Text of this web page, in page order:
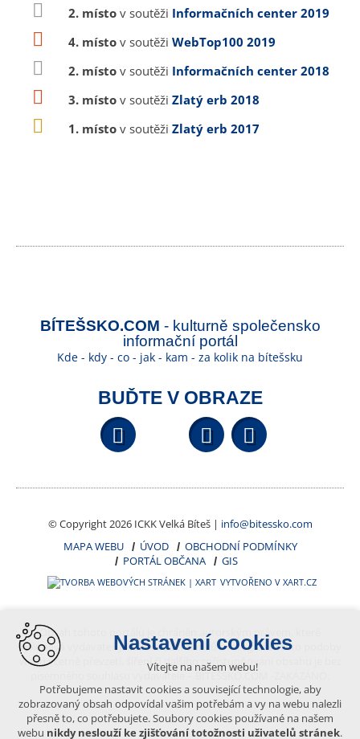
2. místo v soutěži Informačních center 2019
4. místo v soutěži WebTop100 2019
2. místo v soutěži Informačních center 2018
3. místo v soutěži Zlatý erb 2018
1. místo v soutěži Zlatý erb 2017
BÍTEŠSKO.COM - kulturně společensko
informační portál
Kde - kdy - co - jak - kam - za kolik na bítešsku
BUĎTE V OBRAZE
Facebook YouTube
© Copyright 2026 ICKK Velká Bíteš | info@bitessko.com
MAPA WEBU
ÚVOD
OBCHODNÍ PODMÍNKY
PORTÁL OBČANA
GIS
VYTVOŘENO V XART.CZ
Obsah tohoto portálu je chráněn autorským právem, které
vykonává vydavatel. Jakékoliv užití článků a fotografií z této podoby
webu včetně převzetí, šíření či dalšího zpřístupňování obsahu je bez
písemného souhlasu vydavatele – BÍTEŠSKO.COM -ZAKÁZÁNO.
Nastavení cookies
Vítejte na našem webu!
Potřebujeme nastavit cookies a související technologie, aby
zobrazovaný obsah odpovídal vašim potřebám a vy na webu nalezli
přesně to, co potřebujete. Soubory cookies používané na našem
webu nikdy neslouží ke zjišťování totožnosti uživatelů stránek.